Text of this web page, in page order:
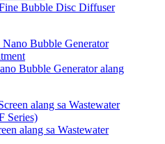
Bubble Disc Diffuser
Bubble Generator alang
alang sa Wastewater